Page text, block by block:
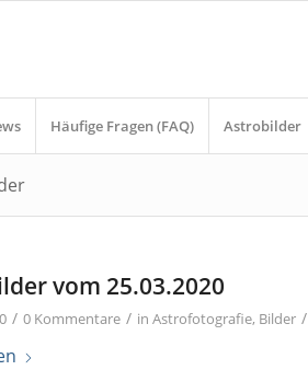
Häufige Fragen (FAQ) Astrobilder
vom 25.03.2020
/ 0 Kommentare / inAstrofotografie, Bilder /